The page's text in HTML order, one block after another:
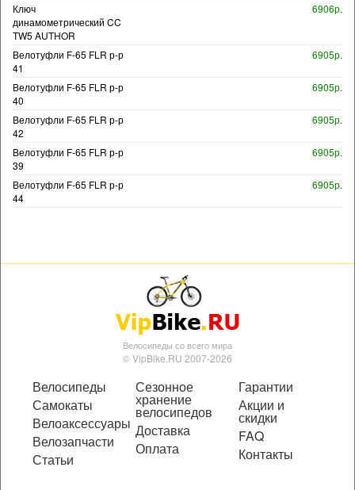
Ключ
динамометрический CC
TW5 AUTHOR
6906р.
Велотуфли F-65 FLR р-р
41
6905р.
Велотуфли F-65 FLR р-р
40
6905р.
Велотуфли F-65 FLR р-р
42
6905р.
Велотуфли F-65 FLR р-р
39
6905р.
Велотуфли F-65 FLR р-р
44
6905р.
Велосипеды со всего мира
© VipBike.RU 2007-2026
Велосипеды
Самокаты
Велоаксессуары
Велозапчасти
Статьи
Сезонное
хранение
велосипедов
Доставка
Оплата
Гарантии
Акции и
скидки
FAQ
Контакты